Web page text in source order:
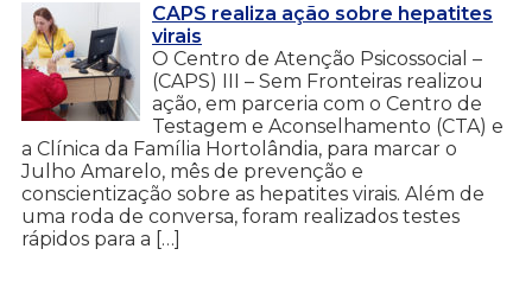
CAPS realiza ação sobre hepatites
virais
O Centro de Atenção Psicossocial –
(CAPS) III – Sem Fronteiras realizou
ação, em parceria com o Centro de
Testagem e Aconselhamento (CTA) e
a Clínica da Família Hortolândia, para marcar o
Julho Amarelo, mês de prevenção e
conscientização sobre as hepatites virais. Além de
uma roda de conversa, foram realizados testes
rápidos para a […]